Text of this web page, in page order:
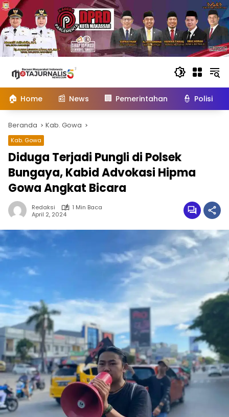
konten
🏠 Home 📰 News 🏢 Pemerintahan 👮 Polisi
Beranda Kab. Gowa
Kab. Gowa
Diduga Terjadi Pungli di Polsek
Bungaya, Kabid Advokasi Hipma
Gowa Angkat Bicara
Redaksi
1 Min Baca
April 2, 2024